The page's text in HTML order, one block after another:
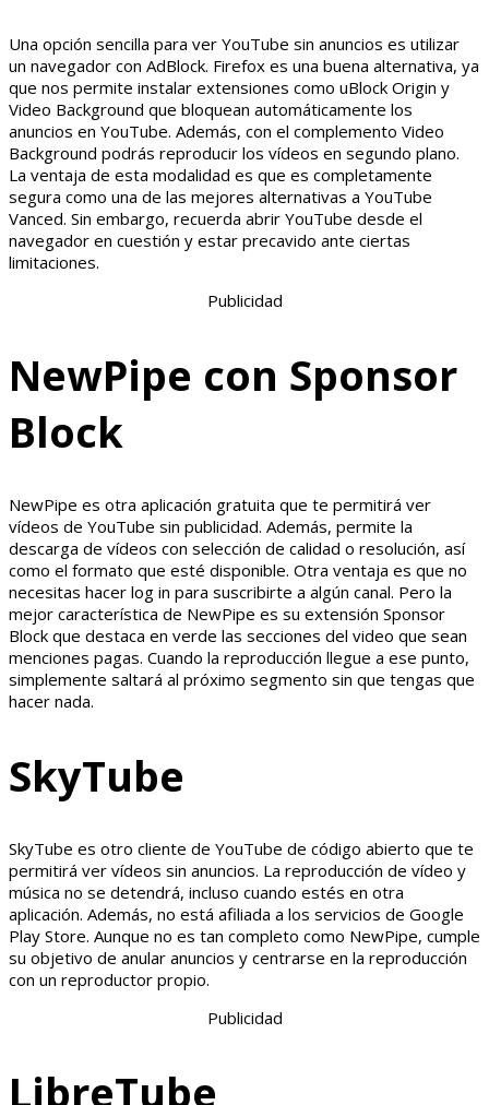
Una opción sencilla para ver YouTube sin anuncios es utilizar
un navegador con AdBlock. Firefox es una buena alternativa, ya
que nos permite instalar extensiones como uBlock Origin y
Video Background que bloquean automáticamente los
anuncios en YouTube. Además, con el complemento Video
Background podrás reproducir los vídeos en segundo plano.
La ventaja de esta modalidad es que es completamente
segura como una de las mejores alternativas a YouTube
Vanced. Sin embargo, recuerda abrir YouTube desde el
navegador en cuestión y estar precavido ante ciertas
limitaciones.
Publicidad
NewPipe con Sponsor
Block
NewPipe es otra aplicación gratuita que te permitirá ver
vídeos de YouTube sin publicidad. Además, permite la
descarga de vídeos con selección de calidad o resolución, así
como el formato que esté disponible. Otra ventaja es que no
necesitas hacer log in para suscribirte a algún canal. Pero la
mejor característica de NewPipe es su extensión Sponsor
Block que destaca en verde las secciones del video que sean
menciones pagas. Cuando la reproducción llegue a ese punto,
simplemente saltará al próximo segmento sin que tengas que
hacer nada.
SkyTube
SkyTube es otro cliente de YouTube de código abierto que te
permitirá ver vídeos sin anuncios. La reproducción de vídeo y
música no se detendrá, incluso cuando estés en otra
aplicación. Además, no está afiliada a los servicios de Google
Play Store. Aunque no es tan completo como NewPipe, cumple
su objetivo de anular anuncios y centrarse en la reproducción
con un reproductor propio.
Publicidad
LibreTube